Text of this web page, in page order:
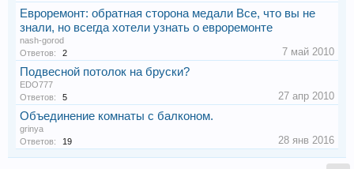
Евроремонт: обратная сторона медали Все, что вы не
знали, но всегда хотели узнать о евроремонте
nash-gorod
Ответов:
2 7 май 2010
Подвесной потолок на бруски?
EDO777
Ответов:
5 27 апр 2010
Объединение комнаты с балконом.
grinya
Ответов:
19 28 янв 2016